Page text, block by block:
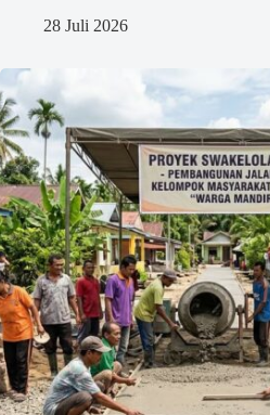
28 Juli 2026